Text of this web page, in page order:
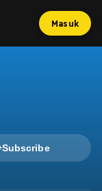
Masuk
Subscribe